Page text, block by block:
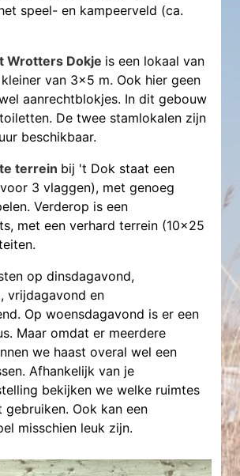
speel- en kampeerveld (ca.
Wrotters Dokje is een lokaal van
van 3x5 m. Ook hier geen
aanrechtblokjes. In dit gebouw
De twee stamlokalen zijn
beschikbaar.
terrein bij 't Dok staat een
3 vlaggen), met genoeg
Verderop is een
met een verhard terrein (10x25
op dinsdagavond,
vrijdagavond en
Op woensdagavond is er een
Maar omdat er meerdere
we haast overal wel een
Afhankelijk van je
bekijken we welke ruimtes
gebruiken. Ook kan een
misschien leuk zijn.